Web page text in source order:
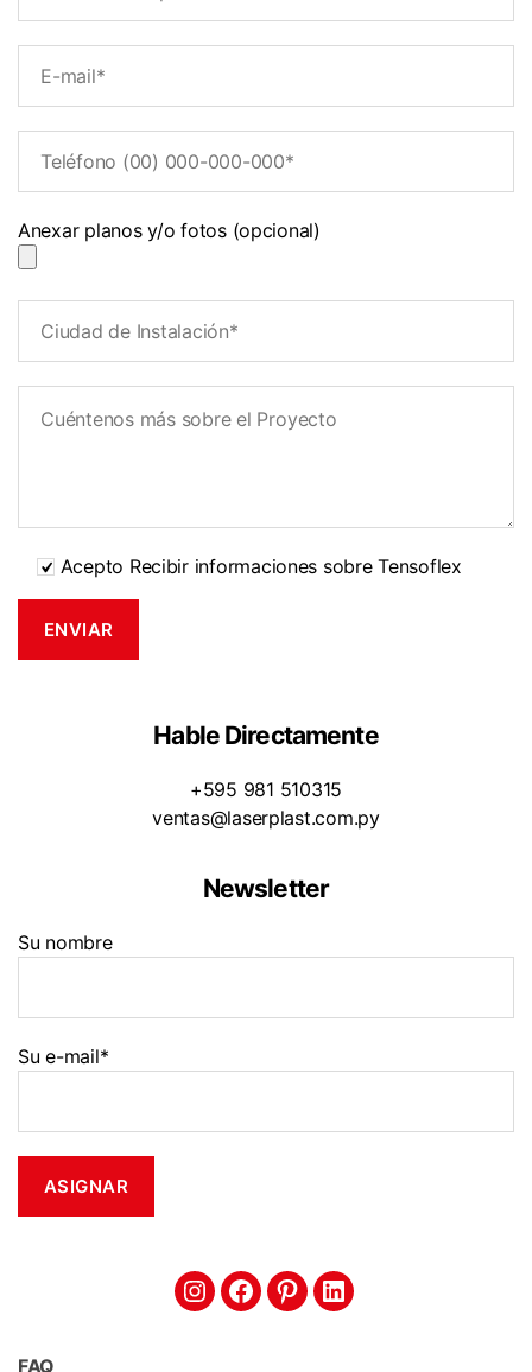
Anexar planos y/o fotos (opcional)
Acepto Recibir informaciones sobre Tensoflex
Hable Directamente
+595 981 510315
ventas@laserplast.com.py
Newsletter
Su nombre
Su e-mail*
FAQ